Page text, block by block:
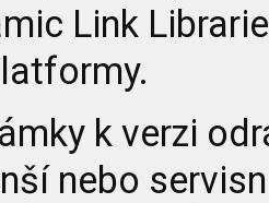
Link
k verzi
nebo